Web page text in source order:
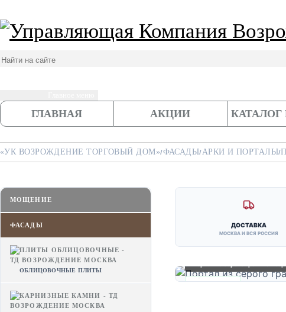
ГЛАВНАЯ АКЦИИ КАТАЛОГ
«УК ВОЗРОЖДЕНИЕ ТОРГОВЫЙ ДОМ»/ФАСАДЫ/АРКИ И ПОРТАЛЫ/
МОЩЕНИЕ
ФАСАДЫ
ОБЛИЦОВОЧНЫЕ ПЛИТЫ
ДОСТАВКА
МОСКВА И ВСЯ РОССИЯ
✓ В НАЛИЧИИ